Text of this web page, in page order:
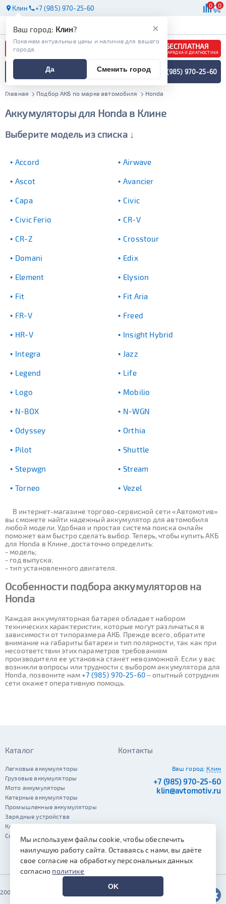
Клин +7 (985) 970-25-60 0 0
АКБ
БЕСПЛАТНАЯ
ЗАРЯДКА И ДИАГНОСТИКА
ПОДБОР АККУМУЛЯТОРА
СПЕЦИАЛИСТОМ +7 (985) 970-25-60
Главная Подбор АКБ по марке автомобиля Honda
Аккумуляторы для Honda в Клине
Выберите модель из списка ↓
Accord Airwave
Ascot Avancier
Capa Civic
Civic Ferio CR-V
CR-Z Crosstour
Domani Edix
Element Elysion
Fit Fit Aria
FR-V Freed
HR-V Insight Hybrid
Integra Jazz
Legend Life
Logo Mobilio
N-BOX N-WGN
Odyssey Orthia
Pilot Shuttle
Stepwgn Stream
Torneo Vezel
В интернет-магазине торгово-сервисной сети «Автомотив»
вы сможете найти надежный аккумулятор для автомобиля
любой модели. Удобная и простая система поиска онлайн
поможет вам быстро сделать выбор. Теперь, чтобы купить АКБ
для Honda в Клине, достаточно определить:
- модель;
- год выпуска;
- тип установленного двигателя.
Особенности подбора аккумуляторов на
Honda
Каждая аккумуляторная батарея обладает набором
технических характеристик, которые могут различаться в
зависимости от типоразмера АКБ. Прежде всего, обратите
внимание на габариты батареи и тип полярности, так как при
несоответствии этих параметров требованиям
производителя ее установка станет невозможной. Если у вас
возникли вопросы или трудности с выбором аккумулятора для
Honda, позвоните нам+7 (985) 970-25-60– опытный сотрудник
сети окажет оперативную помощь.
×
Ваш город: Клин?
Покажем актуальные цены и наличие для вашего
города.
Да Сменить город
Каталог
Легковые аккумуляторы
Грузовые аккумуляторы
Мото аккумуляторы
Катерные аккумуляторы
Промышленные аккумуляторы
Зарядные устройства
Клеммы
Сопутствующие автотовары
Контакты
Ваш город: Клин
+7 (985) 970-25-60
klin@avtomotiv.ru
2002–2026 © Автомотив
Мы используем файлы cookie, чтобы обеспечить
наилучшую работу сайта. Оставаясь с нами, вы даёте
свое согласие на обработку персональных данных
согласно политике
OK